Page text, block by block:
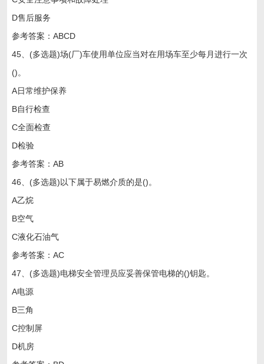
D售后服务
参考答案：ABCD
45、(多选题)场(厂)车使用单位应当对在用场车至少每月进行一次
()。
A日常维护保养
B自行检查
C全面检查
D检验
参考答案：AB
46、(多选题)以下属于易燃介质的是()。
A乙烷
B空气
C液化石油气
参考答案：AC
47、(多选题)电梯安全管理员应妥善保管电梯的()钥匙。
A电源
B三角
C控制屏
D机房